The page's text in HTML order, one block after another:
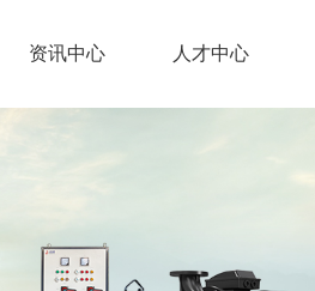
资讯中心 人才中心